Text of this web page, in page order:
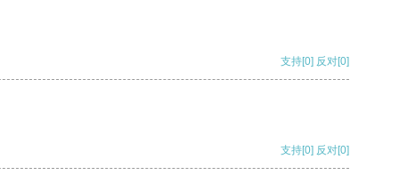
支持[0] 反对[0]
支持[0] 反对[0]